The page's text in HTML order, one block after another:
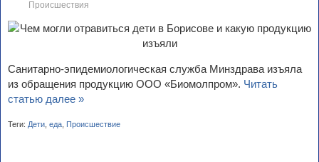
Происшествия
Санитарно-эпидемиологическая служба Минздрава изъяла
из обращения продукцию ООО «Биомолпром». Читать
статью далее »
Теги: Дети еда Происшествие